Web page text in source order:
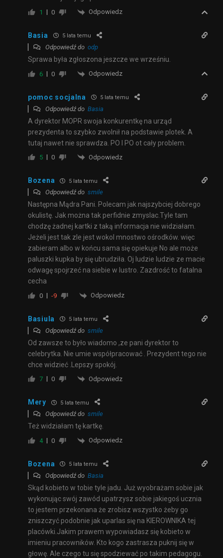
1 0 Odpowiedz
Basia 5 lata temu
Odpowiedź do odp
Sprawa była zgłoszona jeszcze we wrześniu.
6 0 Odpowiedz
pomoc socjalna 5 lata temu
Odpowiedź do Basia
A dyrektor MOPR swoja konkurentkę na urząd
prezydenta to szybko zwolnił na podstawie plotek. A
tutaj nawet nie sprawdza. PO I PO ot cały problem.
5 0 Odpowiedz
Bozena 5 lata temu
Odpowiedź do smile
Następna Mądra Pani. Polecam jak najszybciej dobrego
okulistę. Jak można tak perfidnie zmyslac.Tyle tam
chodzę żadnej kartki z taką informacja nie widziałam.
Jeżeli jest tak zle jest wokol mnostwo ośrodków. więc
zabieram albo w końcu sama się opiekuje No ale może
paluszki kupka by się ubrudziła. Oj ludzie ludzie ze macie
odwagę spojrzeć na siebie w lustro. Zazdrość to fatalna
cecha
0 -9 Odpowiedz
Basiula 5 lata temu
Odpowiedź do smile
Od zawsze to było wiadomo ,ze pani dyrektor to
celebrytka. Nie umie współpracować . Prezydent tego nie
chce widzieć .Lepszy spokój.
7 0 Odpowiedz
Mery 5 lata temu
Odpowiedź do smile
Też widziałam tę kartkę.
4 0 Odpowiedz
Bozena 5 lata temu
Odpowiedź do Basia
Skąd kobieto w tobie tyle jadu. Już wyobrażam sobie jak
wykonując swój zawód upatrzysz sobie jakiegoś ucznia
to jestem przekonana że zrobisz wszystko żeby go
zniszczyć podobnie jak uparlas się na KIEROWNIKA tej
placówki.Jakim prawem wypowiadasz się kobieto w
imieniu pracowników. Kto kogo zastrasza puknij się w
głowę. Ale czego tu się spodziewać po takim pedagogu.